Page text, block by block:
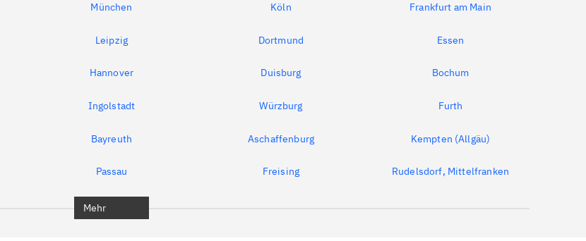
München Köln Frankfurt am Main
Leipzig Dortmund Essen
Hannover Duisburg Bochum
Ingolstadt Würzburg Furth
Bayreuth Aschaffenburg Kempten (Allgäu)
Passau Freising Rudelsdorf, Mittelfranken
Mehr